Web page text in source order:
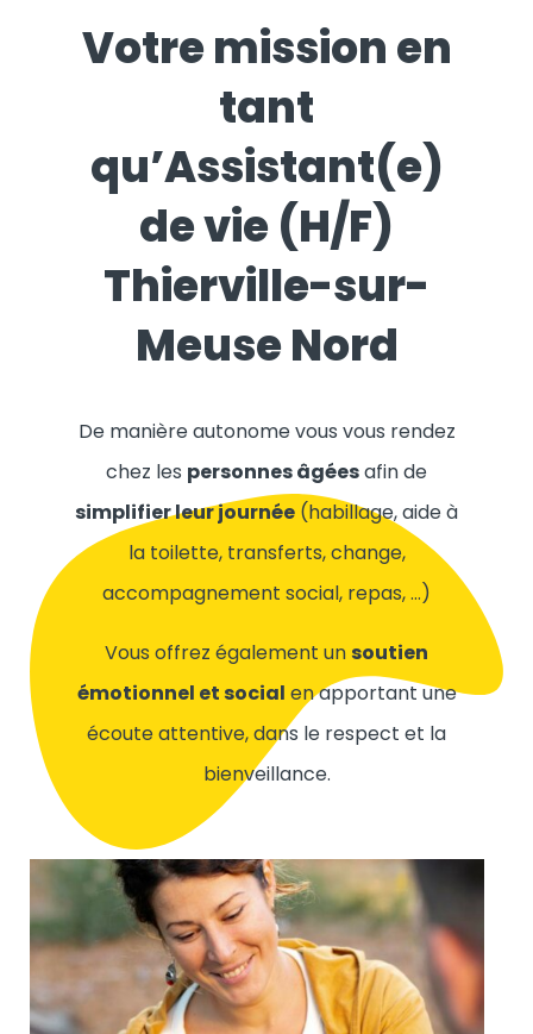
Votre mission en
tant
qu’Assistant(e)
de vie (H/F)
Thierville-sur-
Meuse Nord
De manière autonome vous vous rendez
chez les personnes âgéesafin de
simplifier leur journée (habillage, aide à
la toilette, transferts, change,
accompagnement social, repas, …)
Vous offrez également un soutien
émotionnel et social en apportant une
écoute attentive, dans le respect et la
bienveillance.